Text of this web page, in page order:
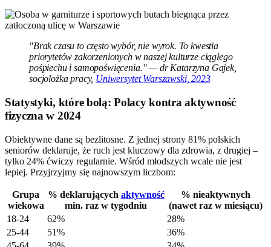
"Brak czasu to często wybór, nie wyrok. To kwestia
priorytetów zakorzenionych w naszej kulturze ciągłego
pośpiechu i samopoświęcenia." — dr Katarzyna Gajek,
socjolożka pracy, Uniwersytet Warszawski, 2023
Statystyki, które bolą: Polacy kontra aktywność
fizyczna w 2024
Obiektywne dane są bezlitosne. Z jednej strony 81% polskich
seniorów deklaruje, że ruch jest kluczowy dla zdrowia, z drugiej –
tylko 24% ćwiczy regularnie. Wśród młodszych wcale nie jest
lepiej. Przyjrzyjmy się najnowszym liczbom:
Grupa
wiekowa
% deklarujących aktywność
min. raz w tygodniu
% nieaktywnych
(nawet raz w miesiącu)
18-24
62%
28%
25-44
51%
36%